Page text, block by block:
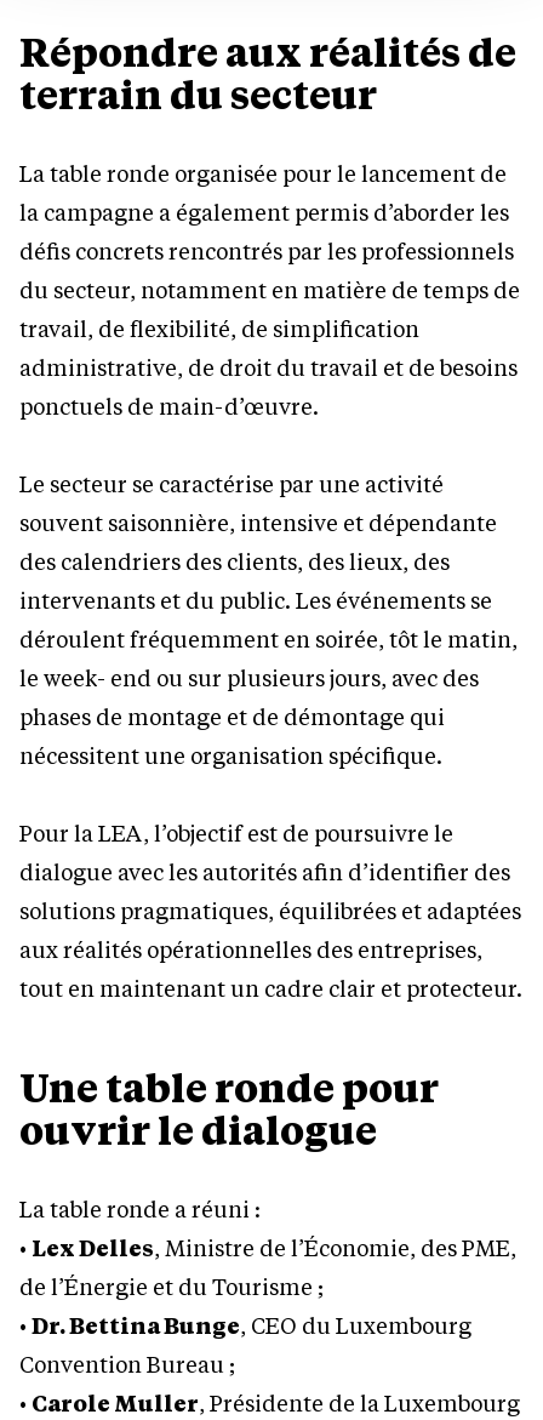
Répondre aux réalités de
terrain du secteur
La table ronde organisée pour le lancement de
la campagne a également permis d’aborder les
défis concrets rencontrés par les professionnels
du secteur, notamment en matière de temps de
travail, de flexibilité, de simplification
administrative, de droit du travail et de besoins
ponctuels de main-d’œuvre.
Le secteur se caractérise par une activité
souvent saisonnière, intensive et dépendante
des calendriers des clients, des lieux, des
intervenants et du public. Les événements se
déroulent fréquemment en soirée, tôt le matin,
le week- end ou sur plusieurs jours, avec des
phases de montage et de démontage qui
nécessitent une organisation spécifique.
Pour la LEA, l’objectif est de poursuivre le
dialogue avec les autorités afin d’identifier des
solutions pragmatiques, équilibrées et adaptées
aux réalités opérationnelles des entreprises,
tout en maintenant un cadre clair et protecteur.
Une table ronde pour
ouvrir le dialogue
La table ronde a réuni :
• Lex Delles, Ministre de l’Économie, des PME,
de l’Énergie et du Tourisme ;
• Dr. Bettina Bunge, CEO du Luxembourg
Convention Bureau ;
• Carole Muller, Présidente de la Luxembourg